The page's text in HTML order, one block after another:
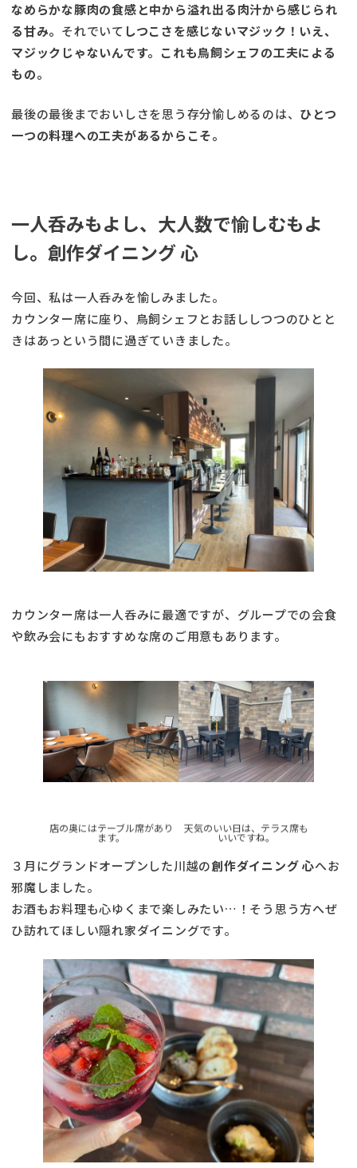
なめらかな豚肉の食感と中から溢れ出る肉汁から感じられ
る甘み。 それでいて しつこさを感じないマジック！いえ、
マジックじゃないんです。これも鳥飼シェフの工夫による
もの。
最後の最後までおいしさを思う存分愉しめるのは、 ひとつ
一つの料理への工夫があるからこそ。
一人呑みもよし、大人数で愉しむもよ
し。創作ダイニング 心
今回、私は一人呑みを愉しみました。
カウンター席に座り、鳥飼シェフとお話ししつつのひとと
きはあっという間に過ぎていきました。
カウンター席は一人呑みに最適ですが、グループでの会食
や飲み会にもおすすめな席のご用意もあります。
店の奥にはテーブル席があり
ます。
天気のいい日は、テラス席も
いいですね。
３月にグランドオープンした川越の創作ダイニング 心へお
邪魔しました。
お酒もお料理も心ゆくまで楽しみたい…！そう思う方へぜ
ひ訪れてほしい隠れ家ダイニングです。